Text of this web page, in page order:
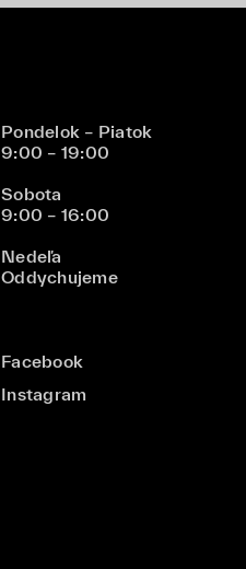
Pondelok – Piatok
9:00 – 19:00
Sobota
9:00 – 16:00
Nedeľa
Oddychujeme
Facebook
Instagram